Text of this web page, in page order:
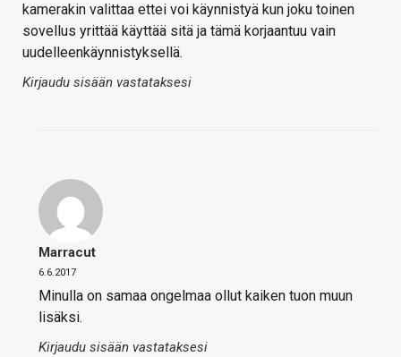
kamerakin valittaa ettei voi käynnistyä kun joku toinen
sovellus yrittää käyttää sitä ja tämä korjaantuu vain
uudelleenkäynnistyksellä.
Kirjaudu sisään vastataksesi
Marracut
6.6.2017
Minulla on samaa ongelmaa ollut kaiken tuon muun
lisäksi.
Kirjaudu sisään vastataksesi